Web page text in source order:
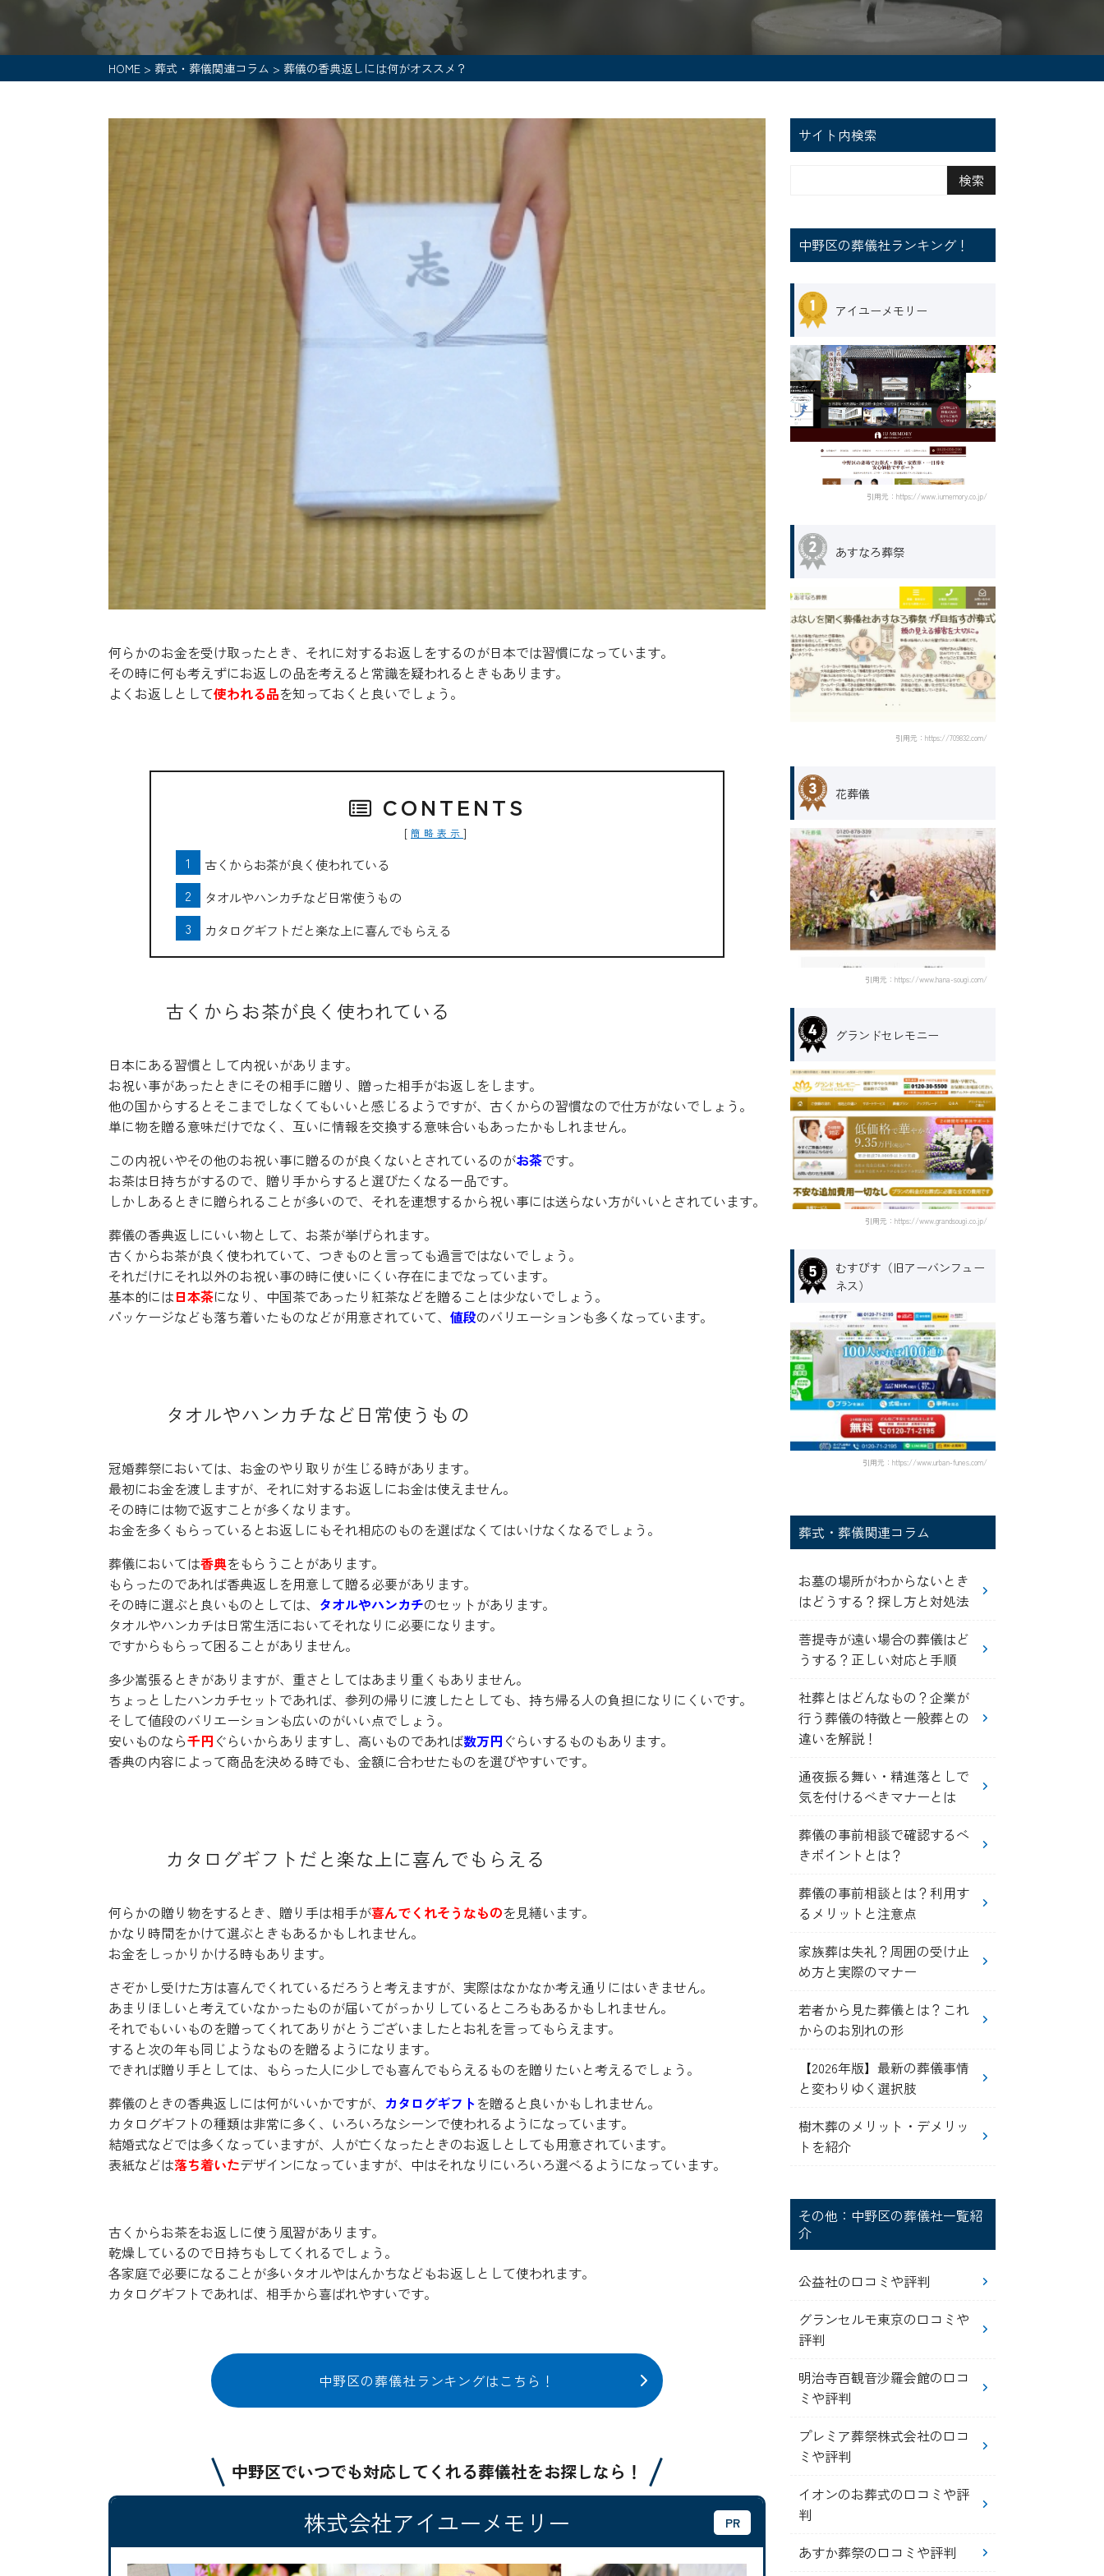
HOME > 葬式・葬儀関連コラム > 葬儀の香典返しには何がオススメ？
何らかのお金を受け取ったとき、それに対するお返しをするのが日本では習慣になっています。
その時に何も考えずにお返しの品を考えると常識を疑われるときもあります。
よくお返しとして使われる品を知っておくと良いでしょう。
CONTENTS
[ 簡略表示 ]
古くからお茶が良く使われている
タオルやハンカチなど日常使うもの
カタログギフトだと楽な上に喜んでもらえる
古くからお茶が良く使われている
日本にある習慣として内祝いがあります。
お祝い事があったときにその相手に贈り、贈った相手がお返しをします。
他の国からするとそこまでしなくてもいいと感じるようですが、古くからの習慣なので仕方がないでしょう。
単に物を贈る意味だけでなく、互いに情報を交換する意味合いもあったかもしれません。
この内祝いやその他のお祝い事に贈るのが良くないとされているのがお茶です。
お茶は日持ちがするので、贈り手からすると選びたくなる一品です。
しかしあるときに贈られることが多いので、それを連想するから祝い事には送らない方がいいとされています。
葬儀の香典返しにいい物として、お茶が挙げられます。
古くからお茶が良く使われていて、つきものと言っても過言ではないでしょう。
それだけにそれ以外のお祝い事の時に使いにくい存在にまでなっています。
基本的には日本茶になり、中国茶であったり紅茶などを贈ることは少ないでしょう。
パッケージなども落ち着いたものなどが用意されていて、 値段のバリエーションも多くなっています。
タオルやハンカチなど日常使うもの
冠婚葬祭においては、お金のやり取りが生じる時があります。
最初にお金を渡しますが、それに対するお返しにお金は使えません。
その時には物で返すことが多くなります。
お金を多くもらっているとお返しにもそれ相応のものを選ばなくてはいけなくなるでしょう。
葬儀においては香典をもらうことがあります。
もらったのであれば香典返しを用意して贈る必要があります。
その時に選ぶと良いものとしては、 タオルやハンカチのセットがあります。
タオルやハンカチは日常生活においてそれなりに必要になります。
ですからもらって困ることがありません。
多少嵩張るときがありますが、重さとしてはあまり重くもありません。
ちょっとしたハンカチセットであれば、参列の帰りに渡したとしても、持ち帰る人の負担になりにくいです。
そして値段のバリエーションも広いのがいい点でしょう。
安いものなら千円 ぐらいからありますし、高いものであれば数万円 ぐらいするものもあります。
香典の内容によって商品を決める時でも、金額に合わせたものを選びやすいです。
カタログギフトだと楽な上に喜んでもらえる
何らかの贈り物をするとき、贈り手は相手が喜んでくれそうなものを見繕います。
かなり時間をかけて選ぶときもあるかもしれません。
お金をしっかりかける時もあります。
さぞかし受けた方は喜んでくれているだろうと考えますが、実際はなかなか考え通りにはいきません。
あまりほしいと考えていなかったものが届いてがっかりしているところもあるかもしれません。
それでもいいものを贈ってくれてありがとうございましたとお礼を言ってもらえます。
すると次の年も同じようなものを贈るようになります。
できれば贈り手としては、もらった人に少しでも喜んでもらえるものを贈りたいと考えるでしょう。
葬儀のときの香典返しには何がいいかですが、 カタログギフトを贈ると良いかもしれません。
カタログギフトの種類は非常に多く、いろいろなシーンで使われるようになっています。
結婚式などでは多くなっていますが、人が亡くなったときのお返しとしても用意されています。
表紙などは落ち着いたデザインになっていますが、中はそれなりにいろいろ選べるようになっています。
古くからお茶をお返しに使う風習があります。
乾燥しているので日持ちもしてくれるでしょう。
各家庭で必要になることが多いタオルやはんかちなどもお返しとして使われます。
カタログギフトであれば、相手から喜ばれやすいです。
中野区の葬儀社ランキングはこちら！
中野区でいつでも対応してくれる葬儀社をお探しなら！
株式会社アイユーメモリー
サイト内検索
中野区の葬儀社ランキング！
アイユーメモリー
引用元：https://www.iumemory.co.jp/
あすなろ葬祭
引用元：https://709832.com/
花葬儀
引用元：https://www.hana-sougi.com/
グランドセレモニー
引用元：https://www.grandsougi.co.jp/
むすびす（旧アーバンフュー
ネス）
引用元：https://www.urban-funes.com/
葬式・葬儀関連コラム
お墓の場所がわからないとき
はどうする？探し方と対処法
菩提寺が遠い場合の葬儀はど
うする？正しい対応と手順
社葬とはどんなもの？企業が
行う葬儀の特徴と一般葬との
違いを解説！
通夜振る舞い・精進落としで
気を付けるべきマナーとは
葬儀の事前相談で確認するべ
きポイントとは？
葬儀の事前相談とは？利用す
るメリットと注意点
家族葬は失礼？周囲の受け止
め方と実際のマナー
若者から見た葬儀とは？これ
からのお別れの形
【2026年版】最新の葬儀事情
と変わりゆく選択肢
樹木葬のメリット・デメリッ
トを紹介
その他：中野区の葬儀社一覧紹
介
公益社の口コミや評判
グランセルモ東京の口コミや
評判
明治寺百観音沙羅会館の口コ
ミや評判
プレミア葬祭株式会社の口コ
ミや評判
イオンのお葬式の口コミや評
判
あすか葬祭の口コミや評判